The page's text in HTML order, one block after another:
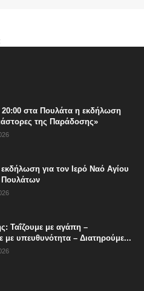
στα Πουλάτα η εκδήλωση
της Παράδοσης»
για τον Ιερό Ναό Αγίου
Ταΐζουμε με αγάπη –
με υπευθυνότητα – Διατηρούμε...